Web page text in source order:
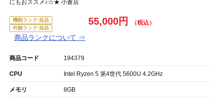
にもおススメ♪☆★ 小倉店
機能ランク:並品
外観ランク:並品
商品ランクについて ⇒
55,000円
商品コード 194379
CPU Intel Ryzen 5 第4世代 5600U 4.2GHz
メモリ 8GB